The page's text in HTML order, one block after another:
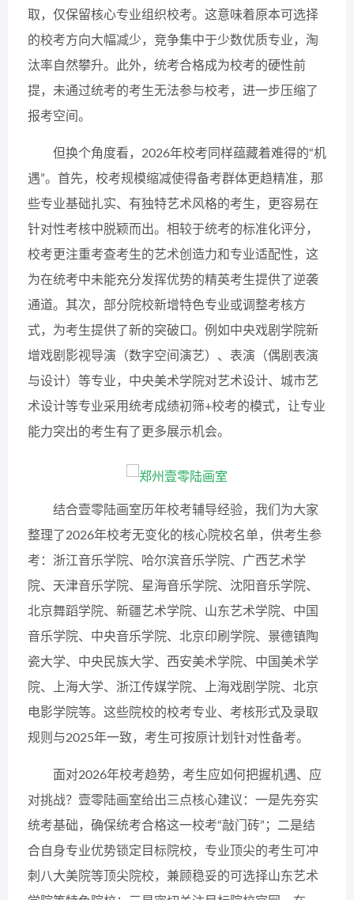
取，仅保留核心专业组织校考。这意味着原本可选择
的校考方向大幅减少，竞争集中于少数优质专业，淘
汰率自然攀升。此外，统考合格成为校考的硬性前
提，未通过统考的考生无法参与校考，进一步压缩了
报考空间。
但换个角度看，2026年校考同样蕴藏着难得的“机
遇”。首先，校考规模缩减使得备考群体更趋精准，那
些专业基础扎实、有独特艺术风格的考生，更容易在
针对性考核中脱颖而出。相较于统考的标准化评分，
校考更注重考查考生的艺术创造力和专业适配性，这
为在统考中未能充分发挥优势的精英考生提供了逆袭
通道。其次，部分院校新增特色专业或调整考核方
式，为考生提供了新的突破口。例如中央戏剧学院新
增戏剧影视导演（数字空间演艺）、表演（偶剧表演
与设计）等专业，中央美术学院对艺术设计、城市艺
术设计等专业采用统考成绩初筛+校考的模式，让专业
能力突出的考生有了更多展示机会。
结合壹零陆画室历年校考辅导经验，我们为大家
整理了2026年校考无变化的核心院校名单，供考生参
考：浙江音乐学院、哈尔滨音乐学院、广西艺术学
院、天津音乐学院、星海音乐学院、沈阳音乐学院、
北京舞蹈学院、新疆艺术学院、山东艺术学院、中国
音乐学院、中央音乐学院、北京印刷学院、景德镇陶
瓷大学、中央民族大学、西安美术学院、中国美术学
院、上海大学、浙江传媒学院、上海戏剧学院、北京
电影学院等。这些院校的校考专业、考核形式及录取
规则与2025年一致，考生可按原计划针对性备考。
面对2026年校考趋势，考生应如何把握机遇、应
对挑战？壹零陆画室给出三点核心建议：一是先夯实
统考基础，确保统考合格这一校考“敲门砖”；二是结
合自身专业优势锁定目标院校，专业顶尖的考生可冲
刺八大美院等顶尖院校，兼顾稳妥的可选择山东艺术